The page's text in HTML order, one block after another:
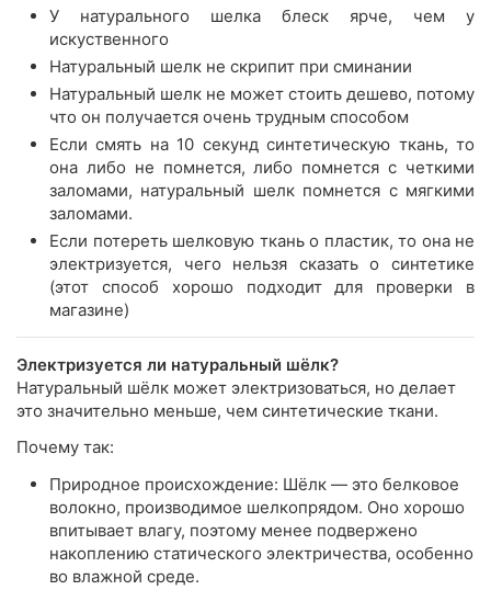
У натурального шелка блеск ярче, чем у
искуственного
Натуральный шелк не скрипит при сминании
Натуральный шелк не может стоить дешево, потому
что он получается очень трудным способом
Если смять на 10 секунд синтетическую ткань, то
она либо не помнется, либо помнется с четкими
заломами, натуральный шелк помнется с мягкими
заломами.
Если потереть шелковую ткань о пластик, то она не
электризуется, чего нельзя сказать о синтетике
(этот способ хорошо подходит для проверки в
магазине)
Электризуется ли натуральный шёлк?
Натуральный шёлк может электризоваться, но делает
это значительно меньше, чем синтетические ткани.
Почему так:
Природное происхождение: Шёлк — это белковое
волокно, производимое шелкопрядом. Оно хорошо
впитывает влагу, поэтому менее подвержено
накоплению статического электричества, особенно
во влажной среде.